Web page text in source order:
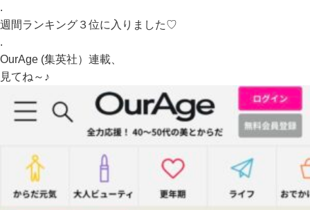
.
週間ランキング３位に入りました♡
.
OurAge (集英社） 連載、
見てね～♪